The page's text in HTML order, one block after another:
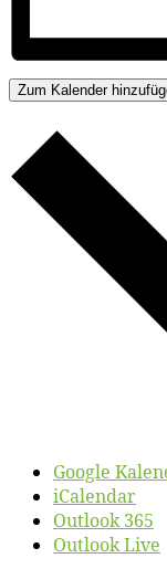
Zum Kalender
Google
iCalendar
Outlook 365
Outlook Live